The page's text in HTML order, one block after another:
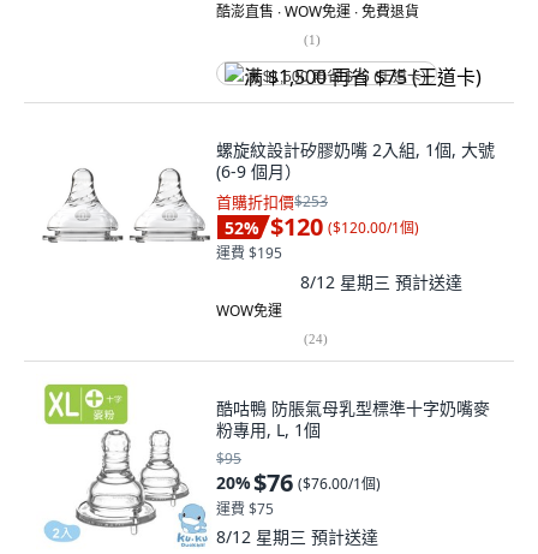
酷澎直售 ∙ WOW免運 ∙ 免費退貨
(1)
满 $1,500 再省 $75 (王道卡)
螺旋紋設計矽膠奶嘴 2入組, 1個, 大號
(6-9 個月）
首購折扣價$253
52% $120 ($120.00/1個)
運費 $195
8/12 星期三 預計送達
WOW免運
(24)
酷咕鴨 防脹氣母乳型標準十字奶嘴麥
粉專用, L, 1個
$95
20%$76 ($76.00/1個)
運費 $75
8/12 星期三 預計送達